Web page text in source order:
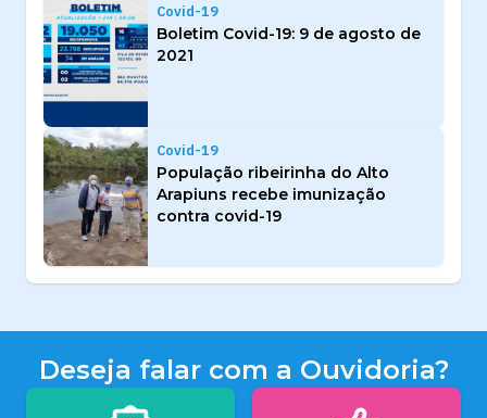
Covid-19
Boletim Covid-19: 9 de agosto de
2021
Covid-19
População ribeirinha do Alto
Arapiuns recebe imunização
contra covid-19
Deseja falar com a Ouvidoria?